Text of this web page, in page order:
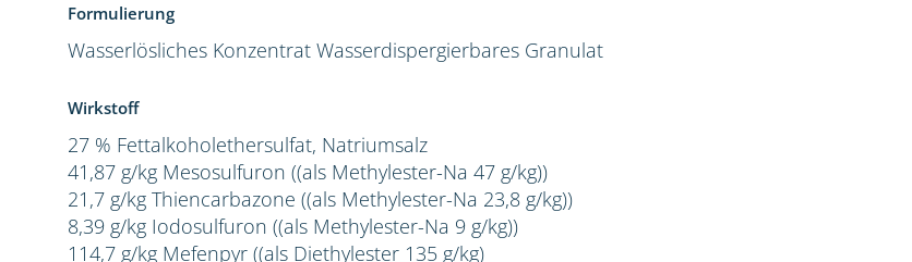
Formulierung
Wasserlösliches Konzentrat Wasserdispergierbares Granulat
Wirkstoff
27 % Fettalkoholethersulfat, Natriumsalz
41,87 g/kg Mesosulfuron ((als Methylester-Na 47 g/kg))
21,7 g/kg Thiencarbazone ((als Methylester-Na 23,8 g/kg))
8,39 g/kg Iodosulfuron ((als Methylester-Na 9 g/kg))
114,7 g/kg Mefenpyr ((als Diethylester 135 g/kg)